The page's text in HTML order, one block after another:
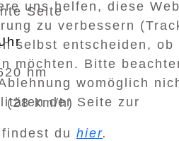
Seite
hm
(28 km/h)
du hier.
uns helfen, diese
zu verbessern
selbst entscheiden, ob
möchten. Bitte
womöglich
der Seite zur